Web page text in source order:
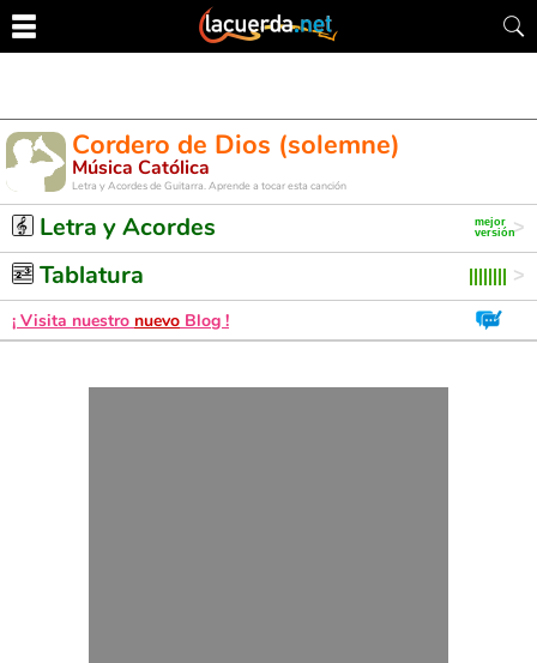
Cordero de Dios (solemne)
Música Católica
Letra y Acordes de Guitarra. Aprende a tocar esta canción
Letra y Acordes
Tablatura
¡ Visita nuestro nuevo Blog !